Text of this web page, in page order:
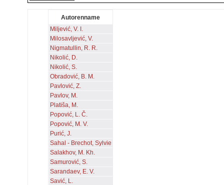
Autorenname
Miljević, V. I.
Milosavljević, V.
Nigmatullin, R. R.
Nikolić, D.
Nikolić, S.
Obradović, B. M.
Pavlović, Z.
Pavlov, M.
Platiša, M.
Popović, L. Č.
Popović, M. V.
Purić, J.
Sahal - Brechot, Sylvie
Salakhov, M. Kh.
Samurović, S.
Sarandaev, E. V.
Savić, L.